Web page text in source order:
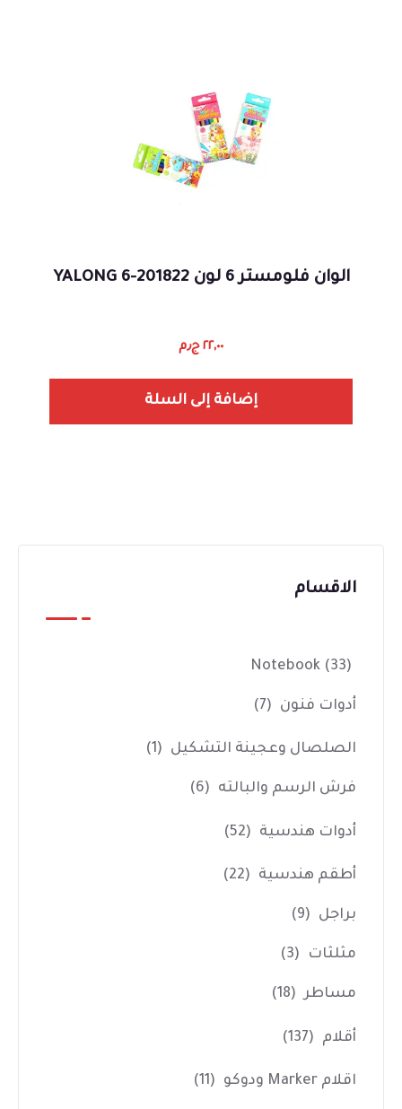
الوان فلومستر 6 لون 201822-6 YALONG
٢٢,٠٠ ج٫م
إضافة إلى السلة
الاقسام
Notebook (33)
أدوات فنون (7)
الصلصال وعجينة التشكيل (1)
فرش الرسم والبالته (6)
أدوات هندسية (52)
أطقم هندسية (22)
براجل (9)
مثلثات (3)
مساطر (18)
أقلام (137)
اقلام Marker ودوكو (11)